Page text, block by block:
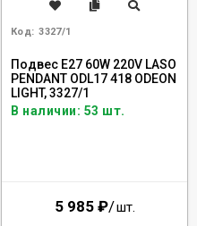
Код: 3327/1
Подвес E27 60W 220V LASO
PENDANT ODL17 418 ODEON
LIGHT, 3327/1
В наличии: 53 шт.
5 985 ₽/шт.